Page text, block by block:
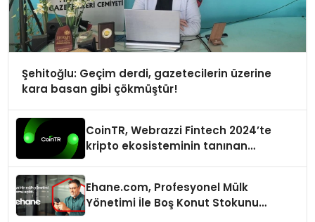
Şehitoğlu: Geçim derdi, gazetecilerin üzerine
kara basan gibi çökmüştür!
CoinTR, Webrazzi Fintech 2024’te
kripto ekosisteminin tanınan
Ehane.com, Profesyonel Mülk
Yönetimi İle Boş Konut Stokunu